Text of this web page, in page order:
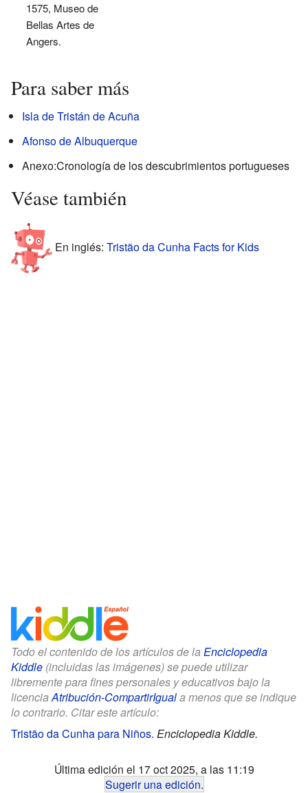
1575, Museo de
Bellas Artes de
Angers.
Para saber más
Isla de Tristán de Acuña
Afonso de Albuquerque
Anexo:Cronología de los descubrimientos portugueses
Véase también
En inglés: Tristão da Cunha Facts for Kids
Todo el contenido de los artículos de la Enciclopedia
Kiddle (incluidas las imágenes) se puede utilizar
libremente para fines personales y educativos bajo la
licencia Atribución-CompartirIguala menos que se indique
lo contrario. Citar este artículo:
Tristão da Cunha para Niños. Enciclopedia Kiddle.
Última edición el 17 oct 2025, a las 11:19
Sugerir una edición.